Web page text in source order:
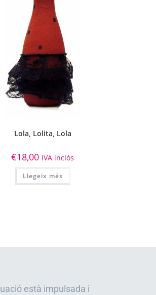
Lola, Lolita, Lola
€18,00 IVA inclòs
Llegeix més
està impulsada i